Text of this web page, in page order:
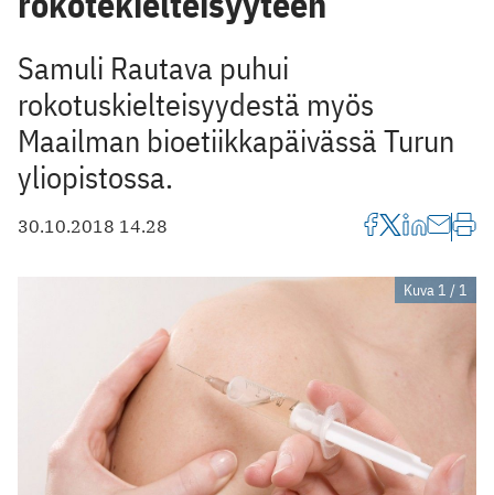
Samuli Rautava puhui
rokotuskielteisyydestä myös
Maailman bioetiikkapäivässä Turun
yliopistossa.
30.10.2018 14.28
Kuva 1 / 1